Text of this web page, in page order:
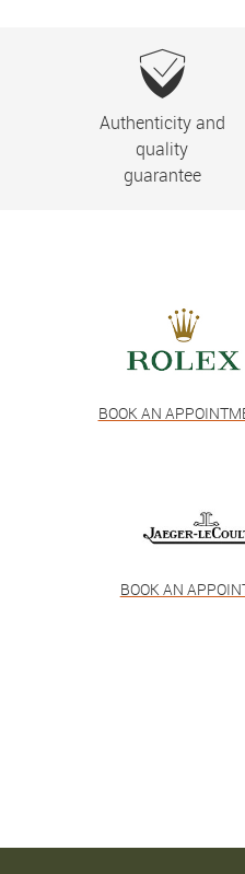
Authenticity and
quality
guarantee
BOOK AN
BOOK AN